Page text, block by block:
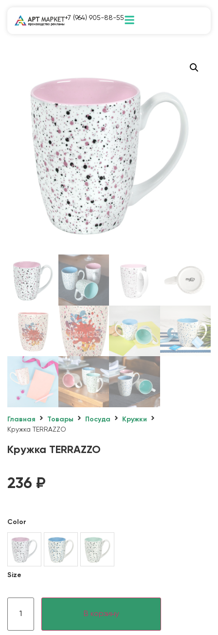
+7 (964) 905-88-55
Главная Товары Посуда
Кружки
Кружка TERRAZZO
Кружка TERRAZZO
236 ₽
Color
Size
В корзину